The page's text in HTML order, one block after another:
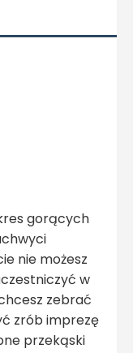
gorących
nie możesz
w
zebrać
zrób imprezę
przekąski